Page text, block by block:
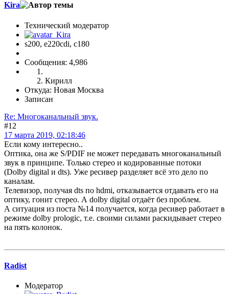
Kira
Технический модератор
s200, е220cdi, с180
Сообщения: 4,986
Кирилл
Откуда: Новая Москва
Записан
Re: Многоканальный звук.
#12
17 марта 2019, 02:18:46
Если кому интересно..
Оптика, она же S/PDIF не может передавать многоканальный
звук в принципе. Только стерео и кодированные потоки
(Dolby digital и dts). Уже ресивер разделяет всё это дело по
каналам.
Телевизор, получая dts по hdmi, отказывается отдавать его на
оптику, гонит стерео. А dolby digital отдаёт без проблем.
А ситуация из поста №14 получается, когда ресивер работает в
режиме dolby prologic, т.е. своими силами раскидывает стерео
на пять колонок.
Radist
Модератор